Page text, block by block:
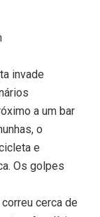
invade
a um bar
o
e
Os golpes
cerca de